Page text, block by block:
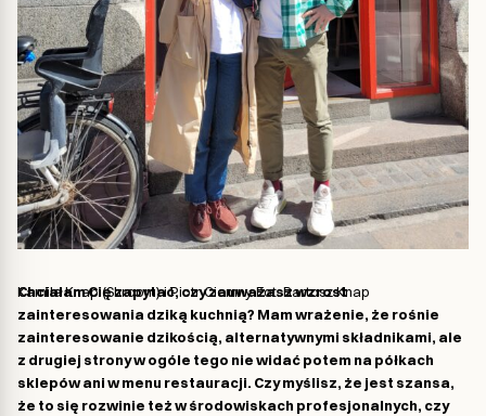
Kamila Knap (Shroom) i Piotr Ciemny Fot. Bartosz Knap
Chciałam Cię zapytać, czy zauważasz wzrost
zainteresowania dziką kuchnią? Mam wrażenie, że rośnie
zainteresowanie dzikością, alternatywnymi składnikami, ale
z drugiej strony w ogóle tego nie widać potem na półkach
sklepów ani w menu restauracji. Czy myślisz, że jest szansa,
że to się rozwinie też w środowiskach profesjonalnych, czy